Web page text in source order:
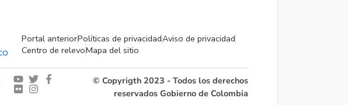
Portal anteriorPolíticas de privacidadAviso de privacidad
Centro de relevoMapa del sitio
© Copyrigth 2023 - Todos los derechos
reservados Gobierno de Colombia